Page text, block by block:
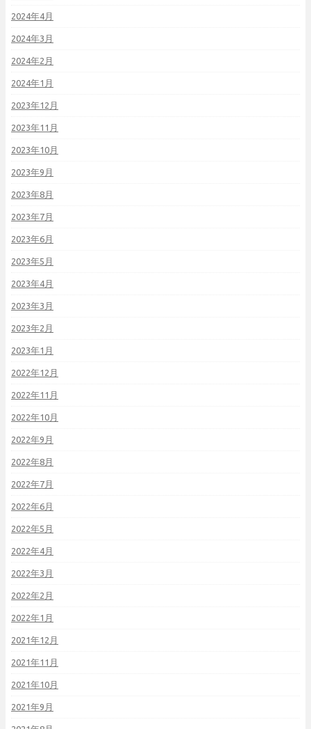
2024年4月
2024年3月
2024年2月
2024年1月
2023年12月
2023年11月
2023年10月
2023年9月
2023年8月
2023年7月
2023年6月
2023年5月
2023年4月
2023年3月
2023年2月
2023年1月
2022年12月
2022年11月
2022年10月
2022年9月
2022年8月
2022年7月
2022年6月
2022年5月
2022年4月
2022年3月
2022年2月
2022年1月
2021年12月
2021年11月
2021年10月
2021年9月